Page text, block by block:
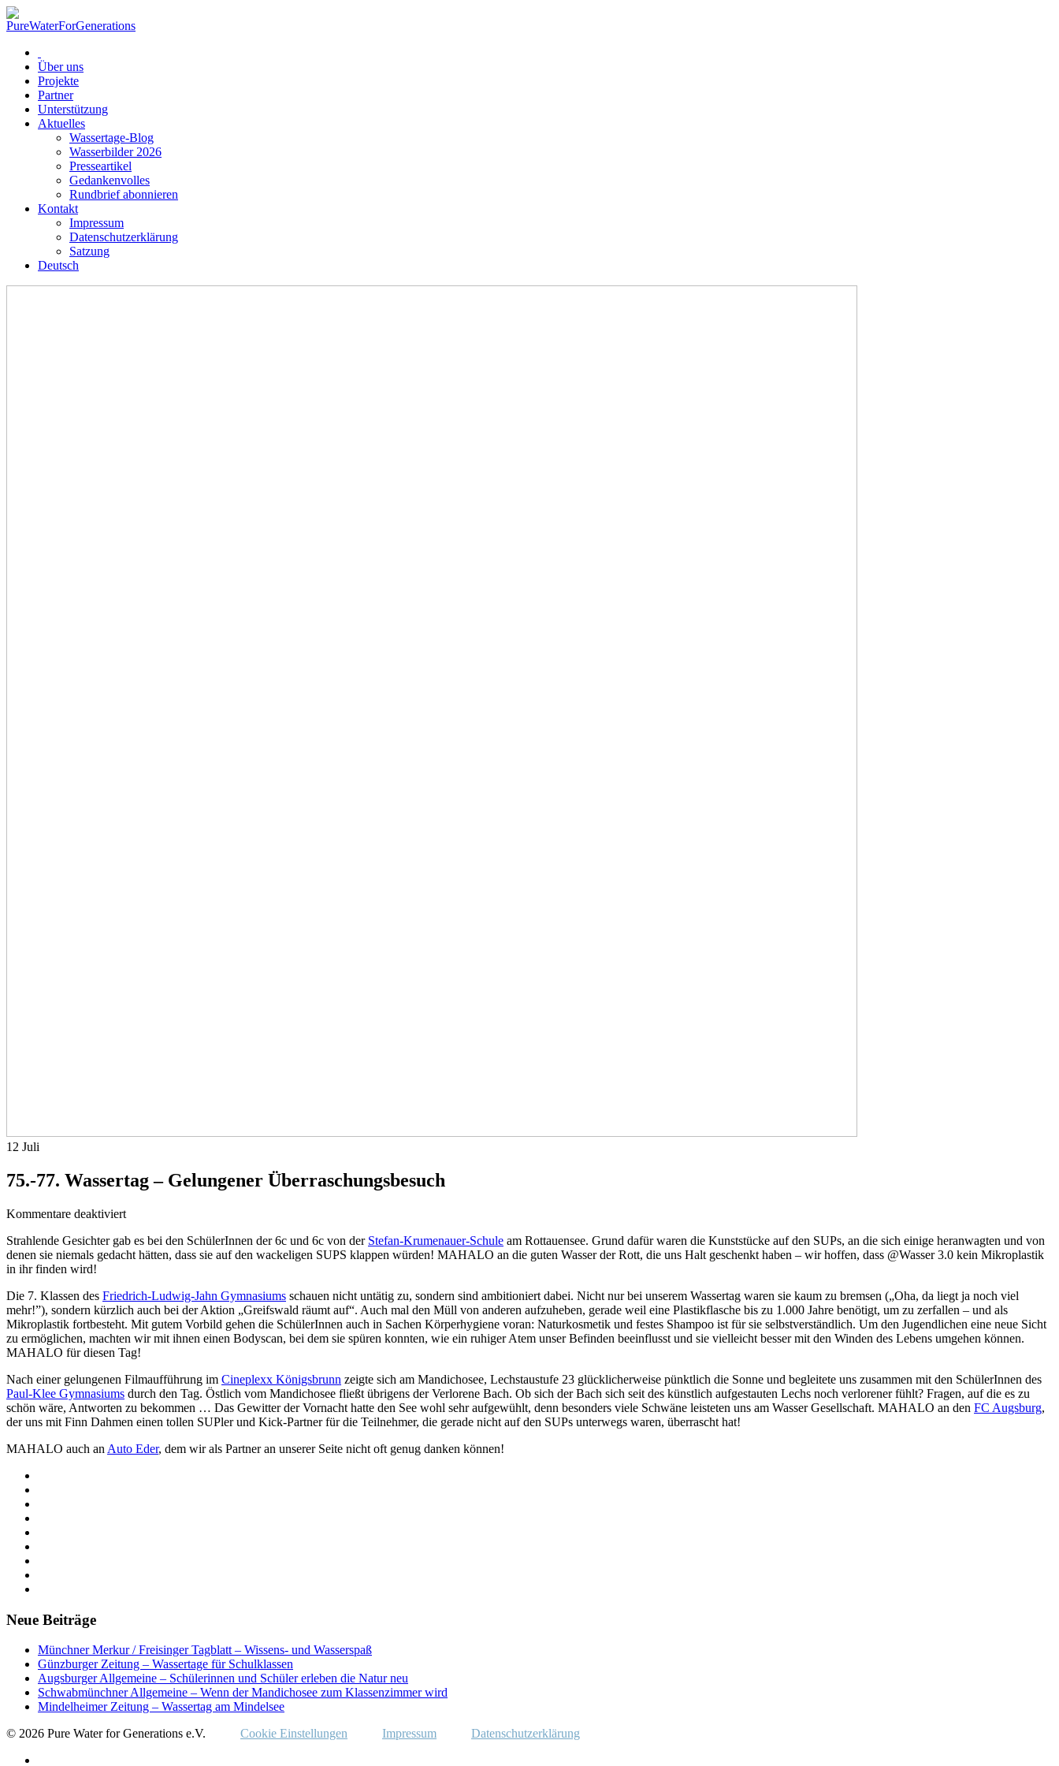
Über uns
Projekte
Partner
Unterstützung
Aktuelles
Wassertage-Blog
Wasserbilder 2026
Presseartikel
Gedankenvolles
Rundbrief abonnieren
Kontakt
Impressum
Datenschutzerklärung
Satzung
Deutsch
12 Juli
75.-77. Wassertag – Gelungener Überraschungsbesuch
Kommentare deaktiviertfür
Wassertag
–
Strahlende Gesichter gab es bei den SchülerInnen der 6c und 6c von der Stefan-Krumenauer-Schule am Rottauensee. Grund dafür waren die Kunststücke auf den SUPs, an die sich einige heranwagten und von
denen sie niemals gedacht hätten, dass sie auf den wackeligen SUPS klappen würden! MAHALO an die guten Wasser der Rott, die uns Halt geschenkt haben – wir hoffen, dass @Wasser 3.0 kein Mikroplastik
in ihr finden wird!
Die 7. Klassen des Friedrich-Ludwig-Jahn Gymnasiums schauen nicht untätig zu, sondern sind ambitioniert dabei. Nicht nur bei unserem Wassertag waren sie kaum zu bremsen („Oha, da liegt ja noch viel
mehr!”), sondern kürzlich auch bei der Aktion „Greifswald räumt auf“. Auch mal den Müll von anderen aufzuheben, gerade weil eine Plastikflasche bis zu 1.000 Jahre benötigt, um zu zerfallen – und als
Mikroplastik fortbesteht. Mit gutem Vorbild gehen die SchülerInnen auch in Sachen Körperhygiene voran: Naturkosmetik und festes Shampoo ist für sie selbstverständlich. Um den Jugendlichen eine neue Sicht
zu ermöglichen, machten wir mit ihnen einen Bodyscan, bei dem sie spüren konnten, wie ein ruhiger Atem unser Befinden beeinflusst und sie vielleicht besser mit den Winden des Lebens umgehen können.
MAHALO für diesen Tag!
Nach einer gelungenen Filmaufführung im Cineplexx Königsbrunn zeigte sich am Mandichosee, Lechstaustufe 23 glücklicherweise pünktlich die Sonne und begleitete uns zusammen mit den SchülerInnen des
Paul-Klee Gymnasiums durch den Tag. Östlich vom Mandichosee fließt übrigens der Verlorene Bach. Ob sich der Bach sich seit des künstlich aufgestauten Lechs noch verlorener fühlt? Fragen, auf die es zu
schön wäre, Antworten zu bekommen … Das Gewitter der Vornacht hatte den See wohl sehr aufgewühlt, denn besonders viele Schwäne leisteten uns am Wasser Gesellschaft. MAHALO an den FC Augsburg,
der uns mit Finn Dahmen einen tollen SUPler und Kick-Partner für die Teilnehmer, die gerade nicht auf den SUPs unterwegs waren, überrascht hat!
MAHALO auch an Auto Eder, dem wir als Partner an unserer Seite nicht oft genug danken können!
Neue Beiträge
Münchner Merkur / Freisinger Tagblatt – Wissens- und Wasserspaß
Günzburger Zeitung – Wassertage für Schulklassen
Augsburger Allgemeine – Schülerinnen und Schüler erleben die Natur neu
Schwabmünchner Allgemeine – Wenn der Mandichosee zum Klassenzimmer wird
Mindelheimer Zeitung – Wassertag am Mindelsee
© 2026 Pure Water for Generations e.V.
Cookie Einstellungen Impressum Datenschutzerklärung